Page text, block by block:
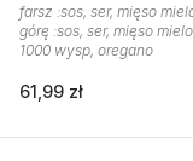
farsz :sos, ser, mięso
górę :sos, ser, mięso
1000 wysp, oregano
61,99 zł